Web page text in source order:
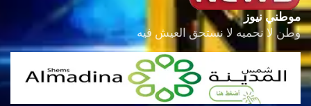
موطني نيوز
وطن لا نحميه لا نستحق العيش فيه